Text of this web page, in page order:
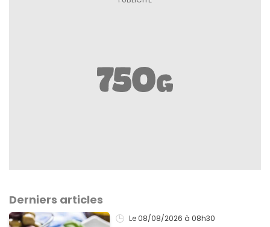
Derniers articles
Le 08/08/2026 à 08h30